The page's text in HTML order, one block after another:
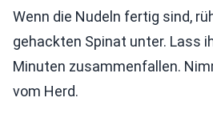
Wenn die Nudeln fertig sind,
gehackten Spinat unter. Lass
Minuten zusammenfallen.
vom Herd.